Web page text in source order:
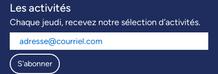
Les activités
Chaque jeudi, recevez notre sélection d’activités.
S'abonner